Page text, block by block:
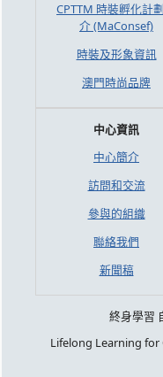
CPTTM 時裝孵化計
介 (MaConsef)
時裝及形象資訊
澳門時尚品牌
中心資訊
中心簡介
訪問和交流
參與的組織
聯絡我們
新聞稿
終身學習
Lifelong Learning